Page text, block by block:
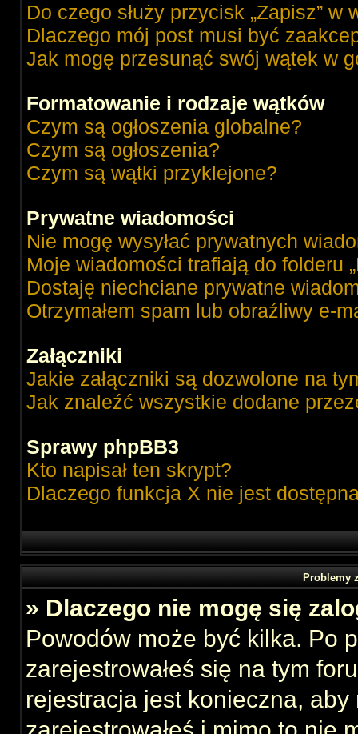
Do czego służy przycisk „Zapisz”
Dlaczego mój post musi być
Jak mogę przesunąć swój wątek w
Formatowanie i rodzaje wątków
Czym są ogłoszenia globalne?
Czym są ogłoszenia?
Czym są wątki przyklejone?
Prywatne wiadomości
Nie mogę wysyłać prywatnych
Moje wiadomości trafiają do folderu
Dostaję niechciane prywatne
Otrzymałem spam lub obraźliwy e-
Załączniki
Jakie załączniki są dozwolone na
Jak znaleźć wszystkie dodane
Sprawy phpBB3
Kto napisał ten skrypt?
Dlaczego funkcja X nie jest
Problemy
» Dlaczego nie mogę się
Powodów może być kilka. Po
zarejestrowałeś się na tym
rejestracja jest konieczna,